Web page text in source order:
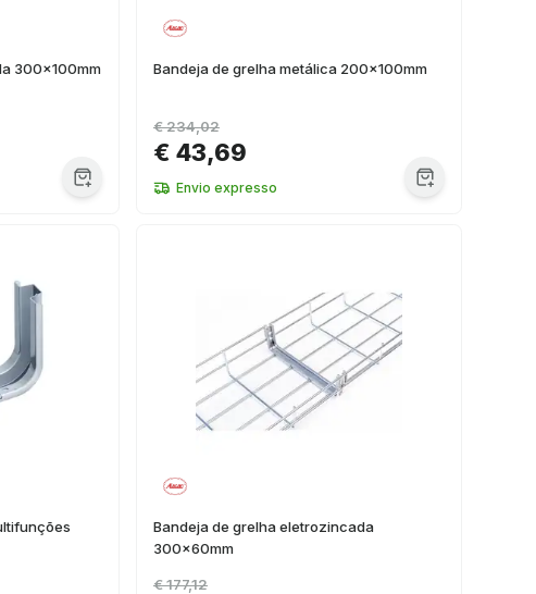
300x100mm Bandeja de grelha metálica 200x100mm
€ 43,69
€ 234,02
Envio expresso
Bandeja de grelha eletrozincada
300x60mm
€ 177,12